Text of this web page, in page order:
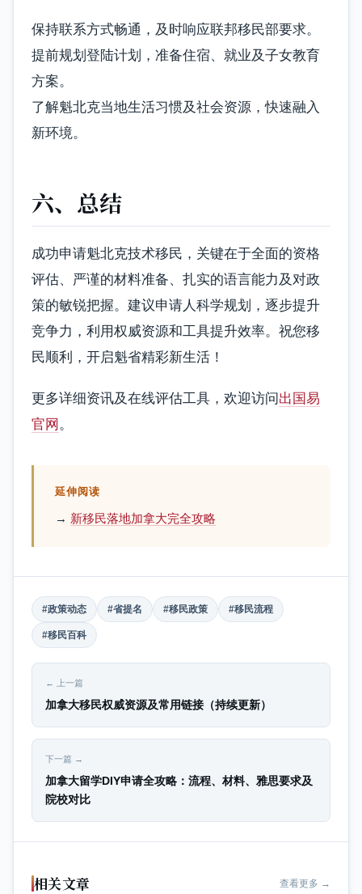
保持联系方式畅通，及时响应联邦移民部要求。
提前规划登陆计划，准备住宿、就业及子女教育
方案。
了解魁北克当地生活习惯及社会资源，快速融入
新环境。
六、总结
成功申请魁北克技术移民，关键在于全面的资格
评估、严谨的材料准备、扎实的语言能力及对政
策的敏锐把握。建议申请人科学规划，逐步提升
竞争力，利用权威资源和工具提升效率。祝您移
民顺利，开启魁省精彩新生活！
更多详细资讯及在线评估工具，欢迎访问 出国易
官网 。
延伸阅读
→ 新移民落地加拿大完全攻略
#政策动态 #省提名 #移民政策 #移民流程
#移民百科
← 上一篇
加拿大移民权威资源及常用链接（持续更新）
下一篇 →
加拿大留学DIY申请全攻略：流程、材料、雅思要求及
院校对比
相关文章 查看更多 →